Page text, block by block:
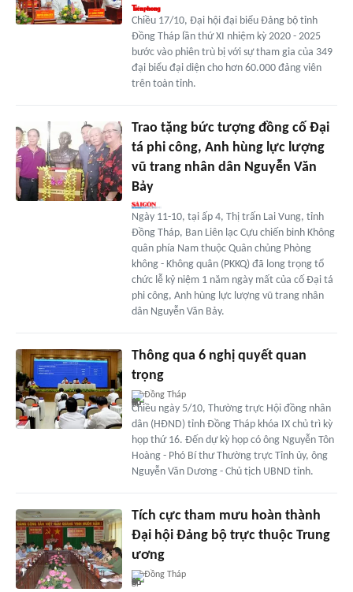
Chiều 17/10, Đại hội đại biểu Đảng bộ tỉnh
Đồng Tháp lần thứ XI nhiệm kỳ 2020 - 2025
bước vào phiên trù bị với sự tham gia của 349
đại biểu đại diện cho hơn 60.000 đảng viên
trên toàn tỉnh.
Trao tặng bức tượng đồng cố Đại
tá phi công, Anh hùng lực lượng
vũ trang nhân dân Nguyễn Văn
Bảy
Ngày 11-10, tại ấp 4, Thị trấn Lai Vung, tỉnh
Đồng Tháp, Ban Liên lạc Cựu chiến binh Không
quân phía Nam thuộc Quân chủng Phòng
không - Không quân (PKKQ) đã long trọng tổ
chức lễ kỷ niệm 1 năm ngày mất của cố Đại tá
phi công, Anh hùng lực lượng vũ trang nhân
dân Nguyễn Văn Bảy.
Thông qua 6 nghị quyết quan
trọng
Đồng Tháp
Chiều ngày 5/10, Thường trực Hội đồng nhân
dân (HĐND) tỉnh Đồng Tháp khóa IX chủ trì kỳ
họp thứ 16. Đến dự kỳ họp có ông Nguyễn Tôn
Hoàng - Phó Bí thư Thường trực Tỉnh ủy, ông
Nguyễn Văn Dương - Chủ tịch UBND tỉnh.
Tích cực tham mưu hoàn thành
Đại hội Đảng bộ trực thuộc Trung
ương
Đồng Tháp